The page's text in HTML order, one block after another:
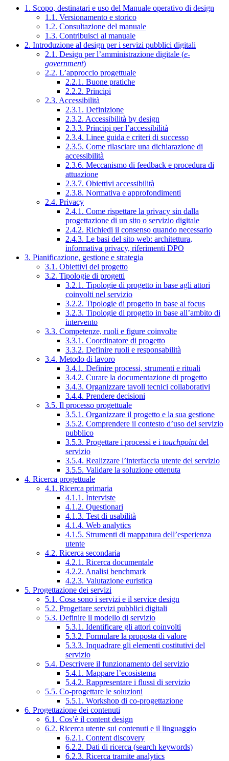
1. Scopo, destinatari e uso del Manuale operativo di design
1.1. Versionamento e storico
1.2. Consultazione del manuale
1.3. Contribuisci al manuale
2. Introduzione al design per i servizi pubblici digitali
2.1. Design per l’amministrazione digitale (e-
government)
2.2. L’approccio progettuale
2.2.1. Buone pratiche
2.2.2. Principi
2.3. Accessibilità
2.3.1. Definizione
2.3.2. Accessibilità by design
2.3.3. Principi per l’accessibilità
2.3.4. Linee guida e criteri di successo
2.3.5. Come rilasciare una dichiarazione di
accessibilità
2.3.6. Meccanismo di feedback e procedura di
attuazione
2.3.7. Obiettivi accessibilità
2.3.8. Normativa e approfondimenti
2.4. Privacy
2.4.1. Come rispettare la privacy sin dalla
progettazione di un sito o servizio digitale
2.4.2. Richiedi il consenso quando necessario
2.4.3. Le basi del sito web: architettura,
informativa privacy, riferimenti DPO
3. Pianificazione, gestione e strategia
3.1. Obiettivi del progetto
3.2. Tipologie di progetti
3.2.1. Tipologie di progetto in base agli attori
coinvolti nel servizio
3.2.2. Tipologie di progetto in base al focus
3.2.3. Tipologie di progetto in base all’ambito di
intervento
3.3. Competenze, ruoli e figure coinvolte
3.3.1. Coordinatore di progetto
3.3.2. Definire ruoli e responsabilità
3.4. Metodo di lavoro
3.4.1. Definire processi, strumenti e rituali
3.4.2. Curare la documentazione di progetto
3.4.3. Organizzare tavoli tecnici collaborativi
3.4.4. Prendere decisioni
3.5. Il processo progettuale
3.5.1. Organizzare il progetto e la sua gestione
3.5.2. Comprendere il contesto d’uso del servizio
pubblico
3.5.3. Progettare i processi e i touchpointdel
servizio
3.5.4. Realizzare l’interfaccia utente del servizio
3.5.5. Validare la soluzione ottenuta
4. Ricerca progettuale
4.1. Ricerca primaria
4.1.1. Interviste
4.1.2. Questionari
4.1.3. Test di usabilità
4.1.4. Web analytics
4.1.5. Strumenti di mappatura dell’esperienza
utente
4.2. Ricerca secondaria
4.2.1. Ricerca documentale
4.2.2. Analisi benchmark
4.2.3. Valutazione euristica
5. Progettazione dei servizi
5.1. Cosa sono i servizi e il service design
5.2. Progettare servizi pubblici digitali
5.3. Definire il modello di servizio
5.3.1. Identificare gli attori coinvolti
5.3.2. Formulare la proposta di valore
5.3.3. Inquadrare gli elementi costitutivi del
servizio
5.4. Descrivere il funzionamento del servizio
5.4.1. Mappare l’ecosistema
5.4.2. Rappresentare i flussi di servizio
5.5. Co-progettare le soluzioni
5.5.1. Workshop di co-progettazione
6. Progettazione dei contenuti
6.1. Cos’è il content design
6.2. Ricerca utente sui contenuti e il linguaggio
6.2.1. Content discovery
6.2.2. Dati di ricerca (search keywords)
6.2.3. Ricerca tramite analytics